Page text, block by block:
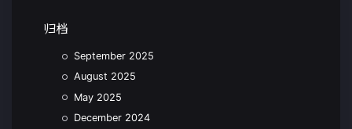
归档
September 2025
August 2025
May 2025
December 2024